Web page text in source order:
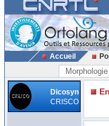
Accueil
Morphologie
Dicosyn
CRISCO